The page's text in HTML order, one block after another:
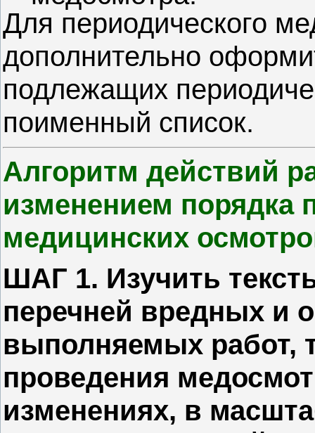
Для периодического
дополнительно
подлежащих
поименный список.
Алгоритм действий
изменением порядка
медицинских
ШАГ 1. Изучить
перечней вредных и
выполняемых работ,
проведения
изменениях, в